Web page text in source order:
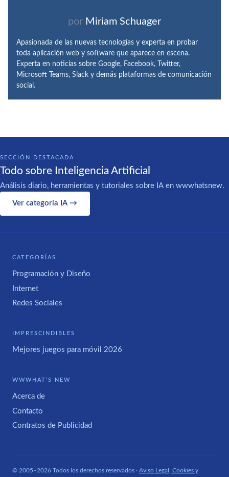
por Miriam Schuager
Apasionada de las nuevas tecnologías y experta en probar
toda aplicación web y software que aparece en escena.
Experta en noticias sobre Google, Facebook, Twitter,
Microsoft Teams, Slack y demás plataformas de comunicación
social.
SECCIÓN DESTACADA
Todo sobre Inteligencia Artificial
Análisis diario, herramientas y tutoriales sobre IA en wwwhatsnew.
Ver categoría IA →
CATEGORÍAS
Programación y Diseño
Internet
Redes Sociales
IMPRESCINDIBLES
Mejores juegos para móvil 2026
WWWHAT'S NEW
Acerca de
Contacto
Contratos de Publicidad
© 2005–2026 Todos los derechos reservados · Aviso Legal, Cookies y